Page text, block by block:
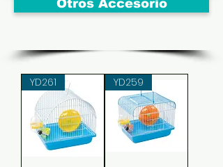
Otros Accesorio
YD261 YD259